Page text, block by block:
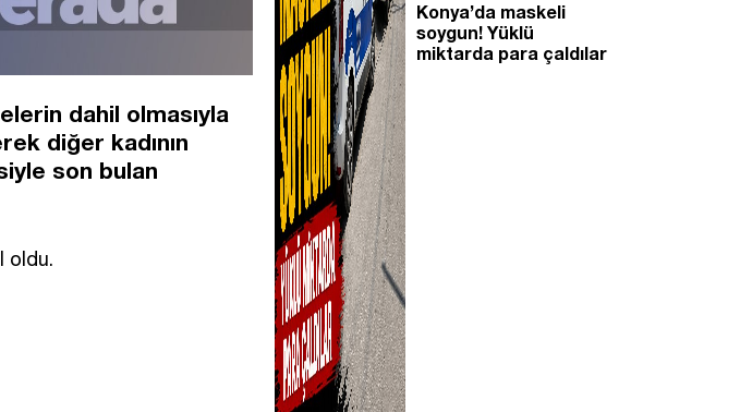
dahil olmasıyla
diğer kadının
son bulan
oldu.
Konya’da maskeli
soygun! Yüklü
miktarda para çaldılar